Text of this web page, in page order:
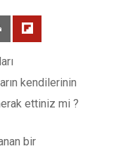
kendilerinin
ettiniz mi ?
bir